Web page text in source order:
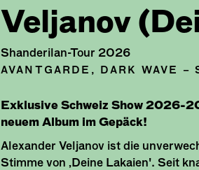
Veljanov
Shanderilan-Tour 2026
AVANTGARDE, DARK WAVE –
Exklusive Schweiz Show 2026-
neuem Album im Gepäck!
Alexander Veljanov ist die
Stimme von ‚Deine Lakaien'. Seit